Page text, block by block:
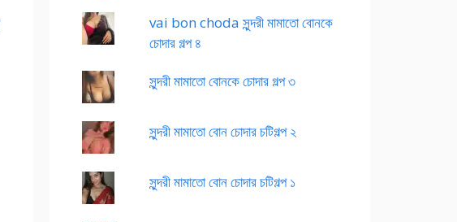
vai bon choda সুন্দরী মামাতো বোনকে
চোদার গল্প ৪
সুন্দরী মামাতো বোনকে চোদার গল্প ৩
সুন্দরী মামাতো বোন চোদার চটিগল্প ২
সুন্দরী মামাতো বোন চোদার চটিগল্প ১